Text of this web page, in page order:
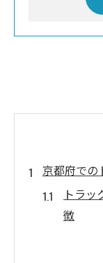
京都府での
トラ
徴
京都